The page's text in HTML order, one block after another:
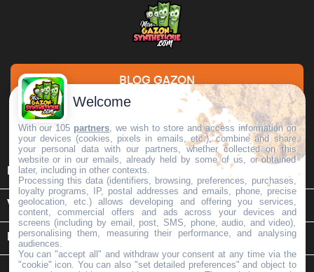
BLOG GAZON
DEMANDE DE DEVIS
INFORMATIONS 
VOTRE COMPTE 
INFORMATIONS SUR LE MAGASIN keyboard_arrow_down
Welcome
With our 105 partners , we wish to store and access information on
your devices (cookies, pixels in emails, etc.), combine and share
your personal data with our partners, whether collected on this
website or in our emails, already held by some of us, or obtained
later, including in other contexts.
Processing this data (identifiers, browsing, preferences, purchases,
loyalty programs, IP, postal addresses and emails, phone, precise
geolocation, etc.) allows developing and offering you services,
content, commercial offers and ads across your devices and
screens (including by email, post, SMS, phone, audio, and video),
personalising them, measuring their performance, and analysing
audiences.
You can "accept all" and withdraw your consent at any time via the
"cookie" icon . You can also "set detailed preferences" and object to